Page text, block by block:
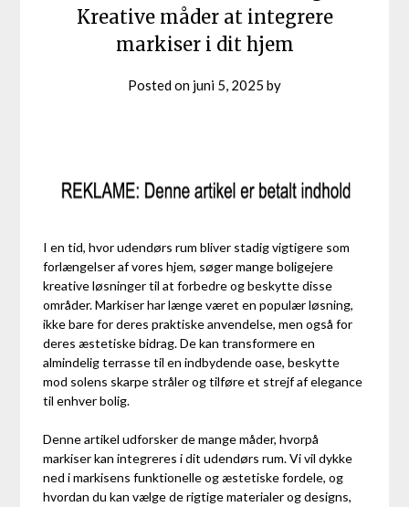
Kreative måder at integrere
markiser i dit hjem
Posted on juni 5, 2025 by
I en tid, hvor udendørs rum bliver stadig vigtigere som
forlængelser af vores hjem, søger mange boligejere
kreative løsninger til at forbedre og beskytte disse
områder. Markiser har længe været en populær løsning,
ikke bare for deres praktiske anvendelse, men også for
deres æstetiske bidrag. De kan transformere en
almindelig terrasse til en indbydende oase, beskytte
mod solens skarpe stråler og tilføre et strejf af elegance
til enhver bolig.
Denne artikel udforsker de mange måder, hvorpå
markiser kan integreres i dit udendørs rum. Vi vil dykke
ned i markisens funktionelle og æstetiske fordele, og
hvordan du kan vælge de rigtige materialer og designs,